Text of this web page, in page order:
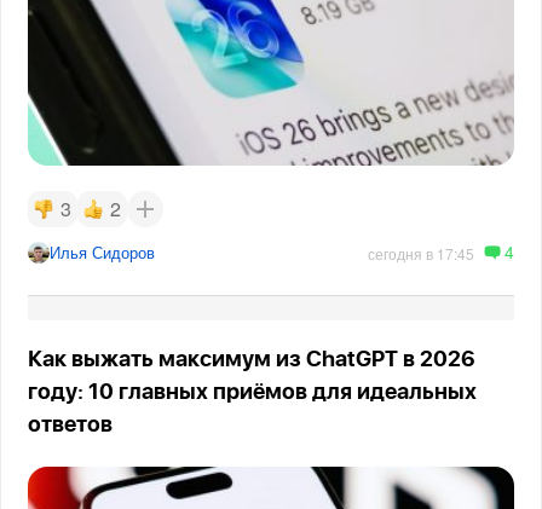
3 2
Илья Сидоров сегодня в 17:45 4
Как выжать максимум из ChatGPT в 2026
году: 10 главных приёмов для идеальных
ответов